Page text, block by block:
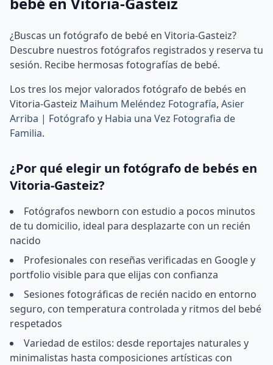
¿Buscas un fotógrafo de bebé en Vitoria-Gasteiz?
Descubre nuestros fotógrafos registrados y reserva tu
sesión. Recibe hermosas fotografías de bebé.
Los tres los mejor valorados fotógrafo de bebés en
Vitoria-Gasteiz Maihum Meléndez Fotografía, Asier
Arriba | Fotógrafo y Habia una Vez Fotografia de
Familia.
¿Por qué elegir un fotógrafo de bebés en
Vitoria-Gasteiz?
Fotógrafos newborn con estudio a pocos minutos
de tu domicilio, ideal para desplazarte con un recién
nacido
Profesionales con reseñas verificadas en Google y
portfolio visible para que elijas con confianza
Sesiones fotográficas de recién nacido en entorno
seguro, con temperatura controlada y ritmos del bebé
respetados
Variedad de estilos: desde reportajes naturales y
minimalistas hasta composiciones artísticas con